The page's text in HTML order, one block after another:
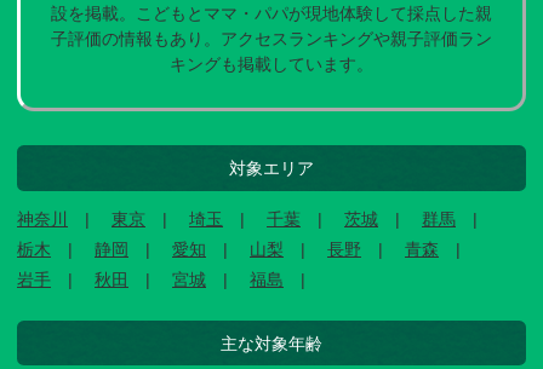
設を掲載。こどもとママ・パパが現地体験して採点した親
子評価の情報もあり。アクセスランキングや親子評価ラン
キングも掲載しています。
対象エリア
神奈川 東京 埼玉 千葉 茨城
群馬
栃木
静岡 愛知 山梨 長野
青森
岩手
秋田 宮城 福島
主な対象年齢